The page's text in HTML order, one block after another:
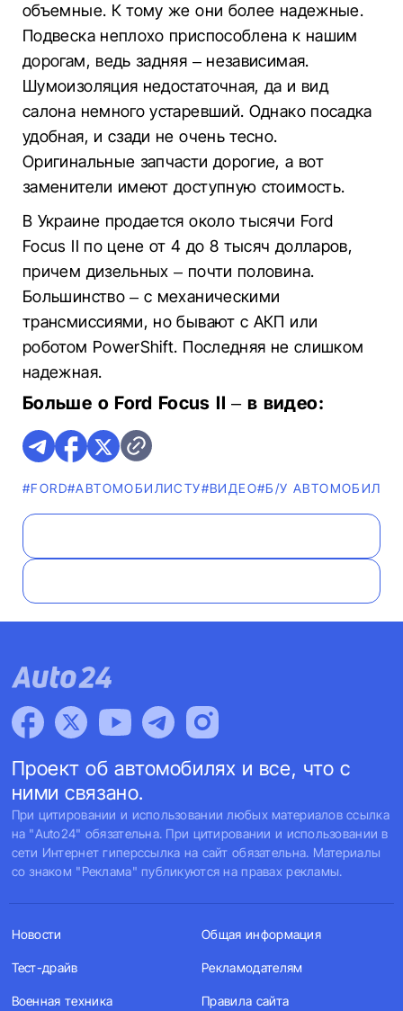
объемные. К тому же они более надежные.
Подвеска неплохо приспособлена к нашим
дорогам, ведь задняя – независимая.
Шумоизоляция недостаточная, да и вид
салона немного устаревший. Однако посадка
удобная, и сзади не очень тесно.
Оригинальные запчасти дорогие, а вот
заменители имеют доступную стоимость.
В Украине продается около тысячи Ford
Focus II по цене от 4 до 8 тысяч долларов,
причем дизельных – почти половина.
Большинство – с механическими
трансмиссиями, но бывают с АКП или
роботом PowerShift. Последняя не слишком
надежная.
Больше о Ford Focus II – в видео:
#FORD#АВТОМОБИЛИСТУ#ВИДЕО#Б/У АВТОМОБИЛИ
Проект об автомобилях и все, что с
ними связано.
При цитировании и использовании любых материалов ссылка
на "Auto24" обязательна. При цитировании и использовании в
сети Интернет гиперссылка на сайт обязательна. Материалы
со знаком "Реклама" публикуются на правах рекламы.
Новости
Тест-драйв
Военная техника
Общая информация
Рекламодателям
Правила сайта